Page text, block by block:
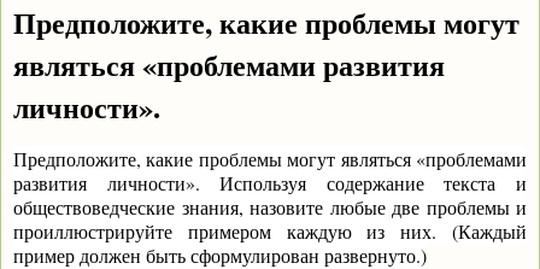
Предположите, какие проблемы могут
являться «проблемами развития
личности».
Предположите, какие проблемы могут являться «проблемами
развития личности». Используя содержание текста и
обществоведческие знания, назовите любые две проблемы и
проиллюстрируйте примером каждую из них. (Каждый
пример должен быть сформулирован развернуто.)